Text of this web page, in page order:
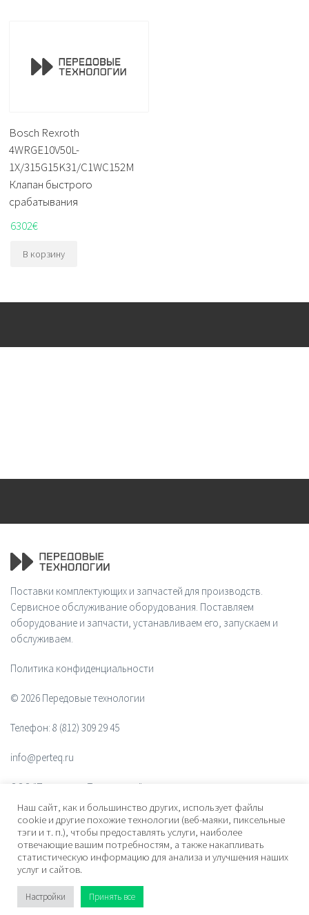
Bosch Rexroth
4WRGE10V50L-
1X/315G15K31/C1WC152M
Клапан быстрого
срабатывания
6302€
В корзину
Поставки комплектующих и запчастей для производств.
Сервисное обслуживание оборудования. Поставляем
оборудование и запчасти, устанавливаем его, запускаем и
обслуживаем.
Политика конфиденциальности
© 2026 Передовые технологии
Телефон: 8 (812) 309 29 45
info@perteq.ru
ООО "Передовые Технологии"
ОГРН 1117847072628
Почтовый индекс 196006
Адрес: ул. Рощинская, дом 32, офис 201, лит. А. Санкт-Петербург,
Россия
Наш сайт, как и большинство других, использует файлы
cookie и другие похожие технологии (веб-маяки, пиксельные
тэги и т. п.), чтобы предоставлять услуги, наиболее
отвечающие вашим потребностям, а также накапливать
статистическую информацию для анализа и улучшения наших
услуг и сайтов.
Настройки Принять все